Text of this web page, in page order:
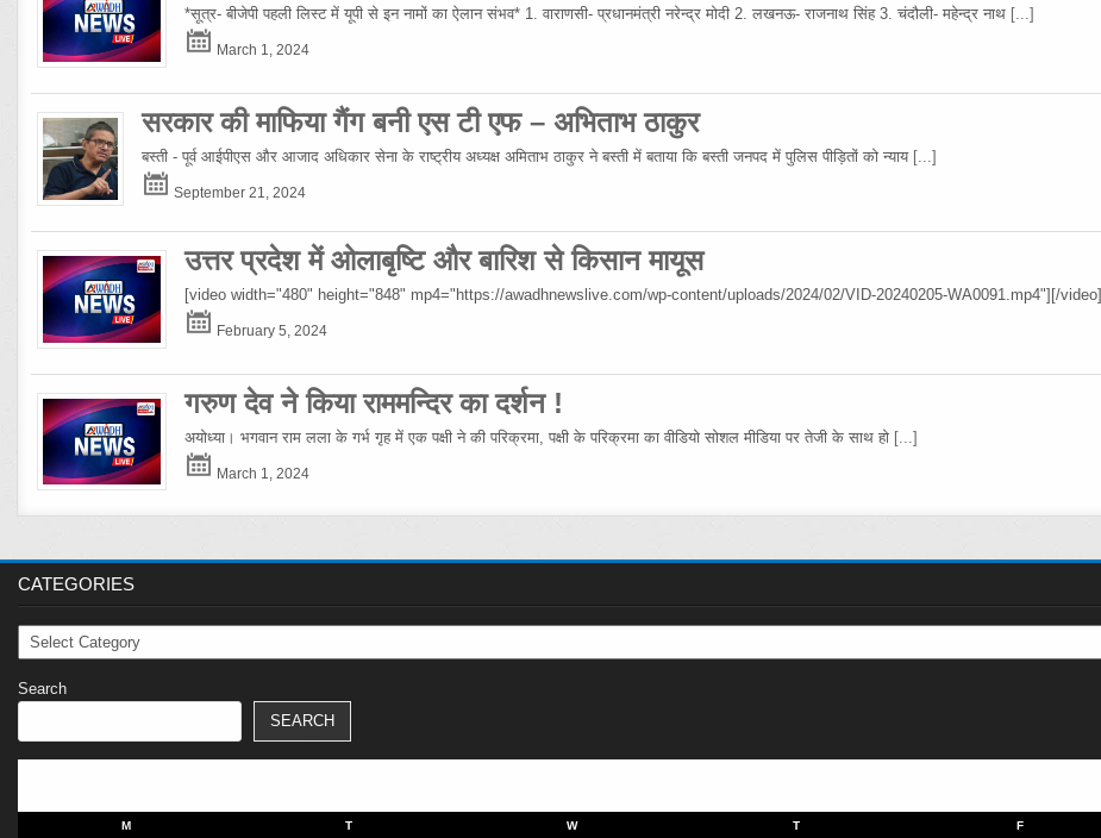
*सूत्र- बीजेपी पहली लिस्ट में यूपी से इन नामों का ऐलान संभव* 1. वाराणसी- प्रधानमंत्री नरेन्द्र मोदी 2. लखनऊ- राजनाथ सिंह 3. चंदौली- महेन्द्र नाथ [...]
March 1, 2024
सरकार की माफिया गैंग बनी एस टी एफ – अभिताभ ठाकुर
बस्ती - पूर्व आईपीएस और आजाद अधिकार सेना के राष्ट्रीय अध्यक्ष अमिताभ ठाकुर ने बस्ती में बताया कि बस्ती जनपद में पुलिस पीड़ितों को न्याय [...]
September 21, 2024
उत्तर प्रदेश में ओलाबृष्टि और बारिश से किसान मायूस
[video width="480" height="848" mp4="https://awadhnewslive.com/wp-content/uploads/2024/02/VID-20240205-WA0091.mp4"][/video]
February 5, 2024
गरुण देव ने किया राममन्दिर का दर्शन !
अयोध्या। भगवान राम लला के गर्भ गृह में एक पक्षी ने की परिक्रमा, पक्षी के परिक्रमा का वीडियो सोशल मीडिया पर तेजी के साथ हो [...]
March 1, 2024
CATEGORIES
Categories
Search
SEARCH
M T W T F